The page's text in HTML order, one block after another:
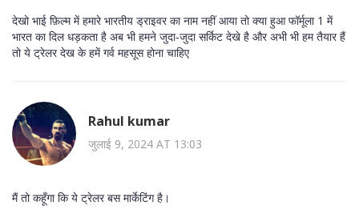
देखो भाई फ़िल्म में हमारे भारतीय ड्राइवर का नाम नहीं आया तो क्या हुआ फॉर्मूला 1 में
भारत का दिल धड़कता है अब भी हमने जुदा‑जुदा सर्किट देखे है और अभी भी हम तैयार हैं
तो ये ट्रेलर देख के हमें गर्व महसूस होना चाहिए
Rahul kumar
जुलाई 9, 2024 AT 13:03
मैं तो कहूँगा कि ये ट्रेलर बस मार्केटिंग है।